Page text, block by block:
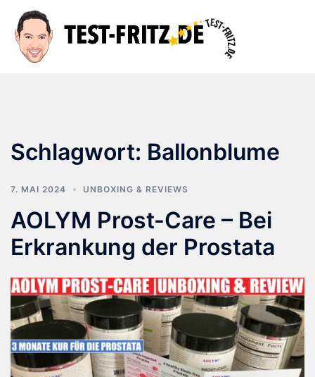
Inhalt
springen
Schlagwort: Ballonblume
7. MAI 2024 UNBOXING & REVIEWS
AOLYM Prost-Care – Bei
Erkrankung der Prostata